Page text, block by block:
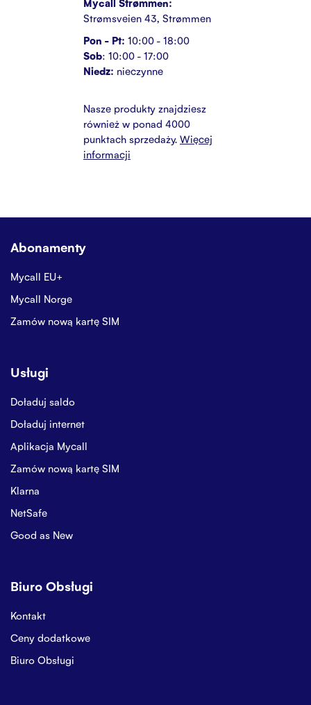
Mycall Strømmen:
Strømsveien 43, Strømmen
Pon - Pt: 10:00 - 18:00
Sob: 10:00 - 17:00
Niedz: nieczynne
Nasze produkty znajdziesz
również w ponad 4000
punktach sprzedaży. Więcej
informacji
Abonamenty
Mycall EU+
Mycall Norge
Zamów nową kartę SIM
Usługi
Doładuj saldo
Doładuj internet
Aplikacja Mycall
Zamów nową kartę SIM
Klarna
NetSafe
Good as New
Biuro Obsługi
Kontakt
Ceny dodatkowe
Biuro Obsługi